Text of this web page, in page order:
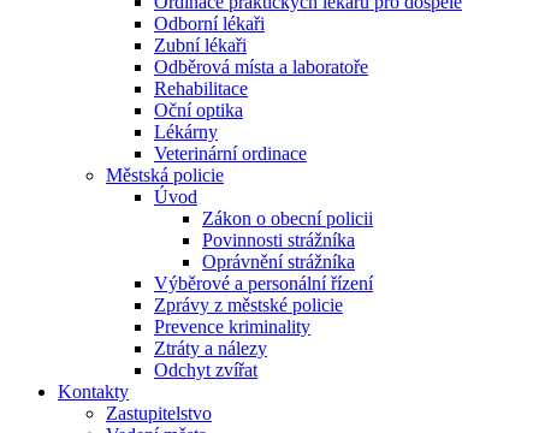
Odborní lékaři
Zubní lékaři
Odběrová místa a laboratoře
Rehabilitace
Oční optika
Lékárny
Veterinární ordinace
Městská policie
Úvod
Zákon o obecní policii
Povinnosti strážníka
Oprávnění strážníka
Výběrové a personální řízení
Zprávy z městské policie
Prevence kriminality
Ztráty a nálezy
Odchyt zvířat
Kontakty
Zastupitelstvo